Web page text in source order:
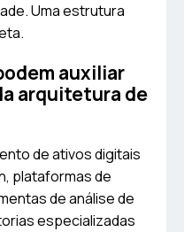
Uma estrutura
auxiliar
arquitetura de
de ativos digitais
plataformas de
de análise de
especializadas